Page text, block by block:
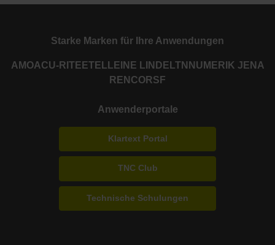
Starke Marken für Ihre Anwendungen
AMOACU-RITE ETEL LEINE LINDE LTN NUMERIK JENA
RENCORSF
Anwenderportale
Klartext Portal
TNC Club
Technische Schulungen